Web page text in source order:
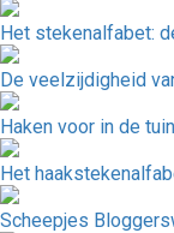
Het stekenalfabet:
De veelzijdigheid
Haken voor in de tuin
Het
Scheepjes